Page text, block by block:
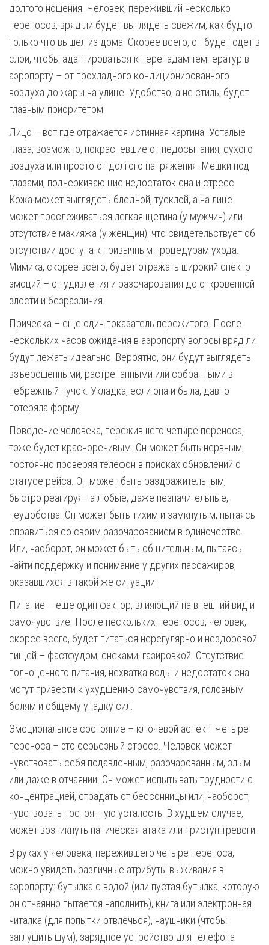
долгого ношения. Человек, переживший несколько
переносов, вряд ли будет выглядеть свежим, как будто
только что вышел из дома. Скорее всего, он будет одет в
слои, чтобы адаптироваться к перепадам температур в
аэропорту – от прохладного кондиционированного
воздуха до жары на улице. Удобство, а не стиль, будет
главным приоритетом.
Лицо – вот где отражается истинная картина. Усталые
глаза, возможно, покрасневшие от недосыпания, сухого
воздуха или просто от долгого напряжения. Мешки под
глазами, подчеркивающие недостаток сна и стресс.
Кожа может выглядеть бледной, тусклой, а на лице
может прослеживаться легкая щетина (у мужчин) или
отсутствие макияжа (у женщин), что свидетельствует об
отсутствии доступа к привычным процедурам ухода.
Мимика, скорее всего, будет отражать широкий спектр
эмоций – от удивления и разочарования до откровенной
злости и безразличия.
Прическа – еще один показатель пережитого. После
нескольких часов ожидания в аэропорту волосы вряд ли
будут лежать идеально. Вероятно, они будут выглядеть
взъерошенными, растрепанными или собранными в
небрежный пучок. Укладка, если она и была, давно
потеряла форму.
Поведение человека, пережившего четыре переноса,
тоже будет красноречивым. Он может быть нервным,
постоянно проверяя телефон в поисках обновлений о
статусе рейса. Он может быть раздражительным,
быстро реагируя на любые, даже незначительные,
неудобства. Он может быть тихим и замкнутым, пытаясь
справиться со своим разочарованием в одиночестве.
Или, наоборот, он может быть общительным, пытаясь
найти поддержку и понимание у других пассажиров,
оказавшихся в такой же ситуации.
Питание – еще один фактор, влияющий на внешний вид и
самочувствие. После нескольких переносов, человек,
скорее всего, будет питаться нерегулярно и нездоровой
пищей – фастфудом, снеками, газировкой. Отсутствие
полноценного питания, нехватка воды и недостаток сна
могут привести к ухудшению самочувствия, головным
болям и общему упадку сил.
Эмоциональное состояние – ключевой аспект. Четыре
переноса – это серьезный стресс. Человек может
чувствовать себя подавленным, разочарованным, злым
или даже в отчаянии. Он может испытывать трудности с
концентрацией, страдать от бессонницы или, наоборот,
чувствовать постоянную усталость. В худшем случае,
может возникнуть паническая атака или приступ тревоги.
В руках у человека, пережившего четыре переноса,
можно увидеть различные атрибуты выживания в
аэропорту: бутылка с водой (или пустая бутылка, которую
он отчаянно пытается наполнить), книга или электронная
читалка (для попытки отвлечься), наушники (чтобы
заглушить шум), зарядное устройство для телефона